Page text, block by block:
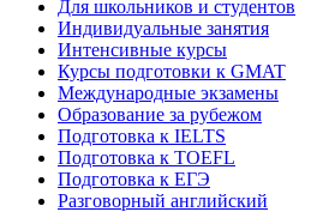
Для школьников и студентов
Индивидуальные занятия
Интенсивные курсы
Курсы подготовки к GMAT
Международные экзамены
Образование за рубежом
Подготовка к IELTS
Подготовка к TOEFL
Подготовка к ЕГЭ
Разговорный английский